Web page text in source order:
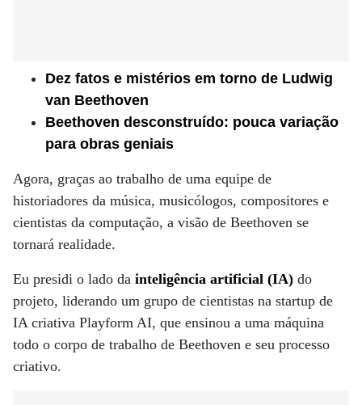
Dez fatos e mistérios em torno de Ludwig
van Beethoven
Beethoven desconstruído: pouca variação
para obras geniais
Agora, graças ao trabalho de uma equipe de
historiadores da música, musicólogos, compositores e
cientistas da computação, a visão de Beethoven se
tornará realidade.
Eu presidi o lado da inteligência artificial (IA) do
projeto, liderando um grupo de cientistas na startup de
IA criativa Playform AI, que ensinou a uma máquina
todo o corpo de trabalho de Beethoven e seu processo
criativo.